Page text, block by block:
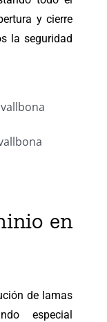
y cierre
la seguridad
en
de lamas
especial